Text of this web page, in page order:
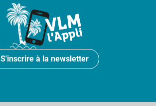
S'inscrire à la newsletter